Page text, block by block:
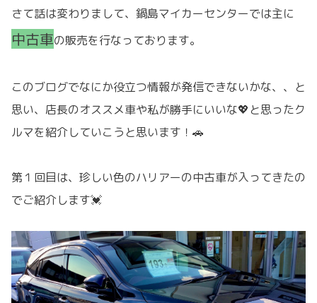
さて話は変わりまして、鍋島マイカーセンターでは主に
中古車の販売を行なっております。
このブログでなにか役立つ情報が発信できないかな、、と
思い、店長のオススメ車や私が勝手にいいな💖と思ったク
ルマを紹介していこうと思います！🚗
第１回目は、珍しい色のハリアーの中古車が入ってきたの
でご紹介します💓